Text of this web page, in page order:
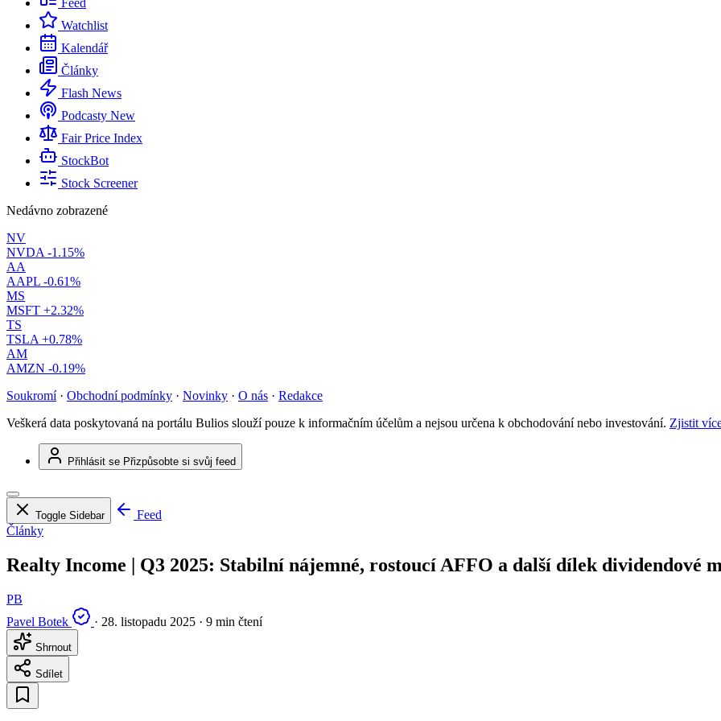
Feed
Watchlist
Kalendář
Články
Flash News
Podcasty New
Fair Price Index
StockBot
Stock Screener
Nedávno zobrazené
NV
NVDA -1.15%
AA
AAPL -0.61%
MS
MSFT +2.32%
TS
TSLA +0.78%
AM
AMZN -0.19%
Soukromí · Obchodní podmínky · Novinky · O nás · Redakce
Veškerá data poskytovaná na portálu Bulios slouží pouze k informačním účelům a nejsou určena k obchodování nebo investování. Zjistit
Přihlásit se Přizpůsobte si svůj feed
Toggle Sidebar
Feed
Články
Realty Income | Q3 2025: Stabilní nájemné, rostoucí AFFO a další dílek dividendové
PB
Pavel Botek
· 28. listopadu 2025 · 9 min čtení
Shrnout
Sdílet